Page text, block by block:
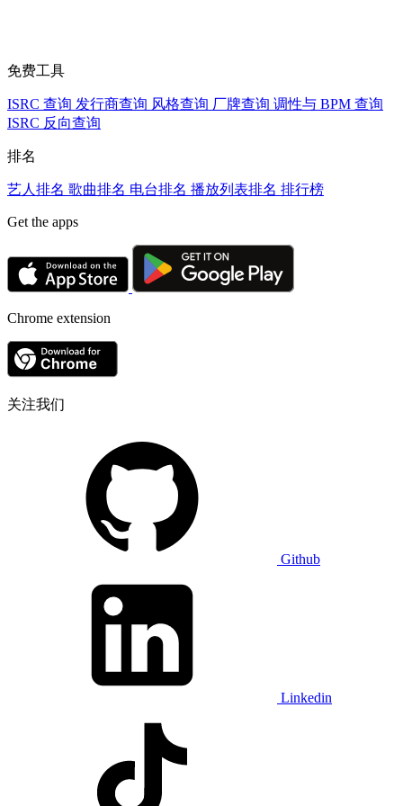
免费工具
ISRC 查询 发行商查询 风格查询 厂牌查询 调性与 BPM 查询
ISRC 反向查询
排名
艺人排名 歌曲排名 电台排名 播放列表排名 排行榜
Get the apps
Chrome extension
关注我们
Github
Linkedin